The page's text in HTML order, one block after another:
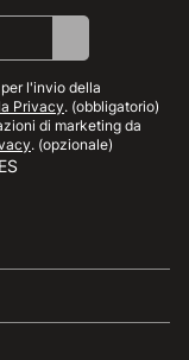
l'invio della
Privacy. (obbligatorio)
di marketing da
. (opzionale)
ES